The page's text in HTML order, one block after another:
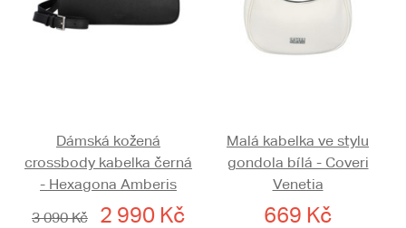
Dámská kožená
crossbody kabelka černá
- Hexagona Amberis
3 090 Kč
2 990 Kč
Malá kabelka ve stylu
gondola bílá - Coveri
Venetia
669 Kč